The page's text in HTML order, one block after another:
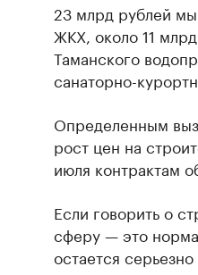
23 млрд рублей
ЖКХ, около 11
Таманского
санаторно-
Определенным
рост цен на
июля контрактам
Если говорить о
сферу — это
остается